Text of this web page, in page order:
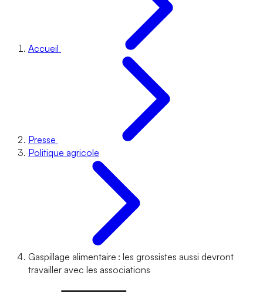
Accueil
Presse
Politique agricole
Gaspillage alimentaire : les grossistes aussi devront
travailler avec les associations